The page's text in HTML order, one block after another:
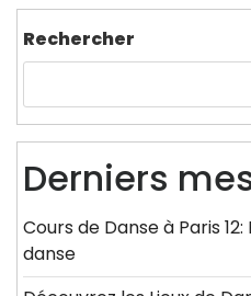
Rechercher
Derniers
Cours de Danse à Paris
danse